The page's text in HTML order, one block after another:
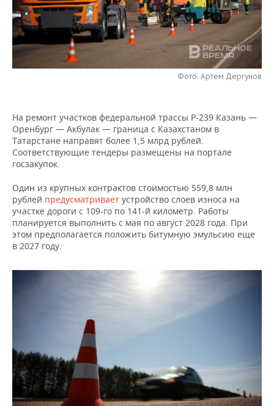
ОПК
ЭНЕРГЕТИКА
ТРАНСПОРТ
УСЛУГИ
IT
МЕДИА
ТЕЛЕКОММУНИКАЦИИ
НОВОСТИ МЕРОПРИЯТИЙ
ВЫЕЗДНАЯ РЕДАКЦИЯ
БИЗНЕС-БРАНЧИ
ОТКРЫТАЯ ЛЕКЦИЯ
СПОРТ
НОВОСТИ СПОРТА
БАСКЕТБОЛ
ВОЛЕЙБОЛ
ФИГУРНОЕ КАТАНИЕ
ВОДНЫЕ ВИДЫ СПОРТА
ОБЩЕСТВО
НОВОСТИ ОБЩЕСТВА
ИНФРАСТРУКТУРА
ИСТОРИЯ
МЕДИЦИНА
ОБРАЗОВАНИЕ
ФОТОГАЛЕРЕЯ
СПРАВОЧНИК
СПИСОК ПЕРСОН
ПОЛНАЯ ВЕРСИЯ
Фото: Артем Дергунов
На ремонт участков федеральной трассы Р-239 Казань —
Оренбург — Акбулак — граница с Казахстаном в
Татарстане направят более 1,5 млрд рублей.
Соответствующие тендеры размещены на портале
госзакупок.
Один из крупных контрактов стоимостью 559,8 млн
рублей предусматривает устройство слоев износа на
участке дороги с 109-го по 141-й километр. Работы
планируется выполнить с мая по август 2028 года. При
этом предполагается положить битумную эмульсию еще
в 2027 году.